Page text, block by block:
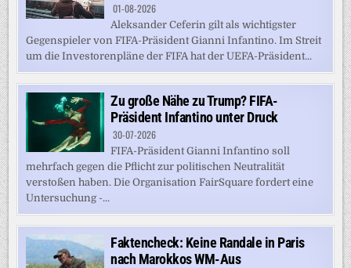
01-08-2026
Aleksander Ceferin gilt als wichtigster
Gegenspieler von FIFA-Präsident Gianni Infantino. Im Streit
um die Investorenpläne der FIFA hat der UEFA-Präsident...
Zu große Nähe zu Trump? FIFA-
Präsident Infantino unter Druck
30-07-2026
FIFA-Präsident Gianni Infantino soll
mehrfach gegen die Pflicht zur politischen Neutralität
verstoßen haben. Die Organisation FairSquare fordert eine
Untersuchung -...
Faktencheck: Keine Randale in Paris
nach Marokkos WM-Aus